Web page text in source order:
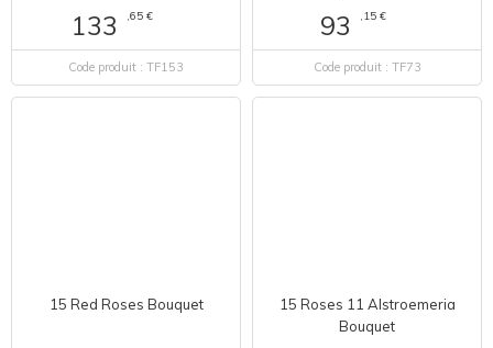
133 ,65 €
Code produit : TF153
93 ,15 €
Code produit : TF73
15 Red Roses Bouquet
15 Roses 11 Alstroemeria
Bouquet